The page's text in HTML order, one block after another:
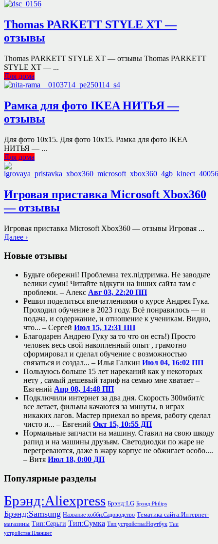
Thomas PARKETT STYLE XT —
отзывы
Thomas PARKETT STYLE XT — отзывы Thomas PARKETT
STYLE XT — ...
Для дома
Рамка для фото IKEA НИТЬЯ —
отзывы
Для фото 10х15. Для фото 10х15. Рамка для фото IKEA
НИТЬЯ — ...
Для дома
Игровая приставка Microsoft Xbox360
— отзывы
Игровая приставка Microsoft Xbox360 — отзывы Игровая ...
Далее ›
Новые отзывы
Будьте обережні! Проблемна тех.підтримка. Не заводьте
велики суми! Читайте відкуги на інших сайта там є
проблеми. – Алекс Авг 03, 22:20 ПП
Решил поделиться впечатлениями о курсе Андрея Гука.
Проходил обучение в 2023 году. Всё понравилось — и
подача, и содержание, и отношение к ученикам. Видно,
что... – Сергей Июл 15, 12:31 ПП
Благодарен Андрею Гуку за то что он есть!) Просто
человек весь свой накопленный опыт , грамотно
сформировал и сделал обучение с возможностью
связаться и создал... – Илья Галкин Июл 04, 16:02 ПП
Пользуюсь больше 15 лет нареканий как у некоторых
нету , самый дешевый тариф на семью мне хватает –
Евгений Апр 08, 14:48 ПП
Подключили интернет за два дня. Скорость 300мбит/с
все летает, фильмы качаются за минуты, в играх
никаких лагов. Мастер приехал во время, работу сделал
чисто и... – Евгений Окт 15, 10:55 ДП
Нормальные запчасти на машину. Ставил на свою шкоду
рапид и на машины друзьям. Светодиодки по жаре не
перегреваются, даже в жару корпус не обжигает особо....
– Витя Июл 18, 0:00 ДП
Популярные разделы
Брэнд:Aliexpress Брэнд:LG Брэнд:Philips
Брэнд:Samsung Название хобби:Садоводство Тематика сайта:Интернет-
магазины Тип:Серьги Тип:Сумка Тип устройства:Ноутбук Тип
устройства:Планшет